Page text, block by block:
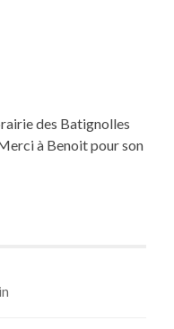
des Batignolles
à Benoit pour son